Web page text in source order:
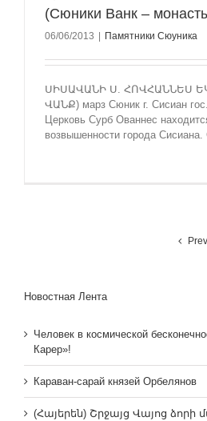
(Сюники Ванк –
06/06/2013 | Памятники Сюуника
ՍԻՍԱՎԱՆԻ Ս. ՀՈՎՀԱՆՆԵՍ
ՎԱՆՔ) марз Сюник г. Сисиан
Церковь Сурб Ованнес
возвышенности города Сисиана.
Новостная Лента
Человек в космической
Карер»!
Караван-сарай князей Орбелянов
(Հայերեն) Շրջայց Վայոց ձորի